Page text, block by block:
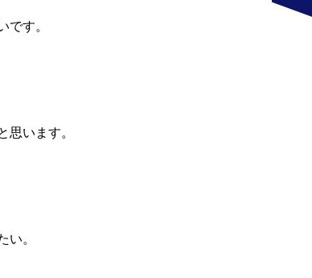
す。
います。
。